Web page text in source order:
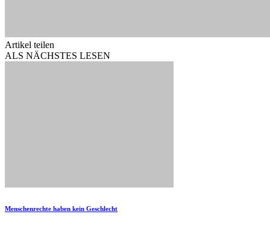
Artikel teilen
ALS NÄCHSTES LESEN
Menschenrechte haben kein Geschlecht